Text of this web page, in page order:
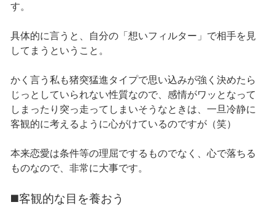
す。
具体的に言うと、自分の「想いフィルター」で相手を見
してまうということ。
かく言う私も猪突猛進タイプで思い込みが強く決めたら
じっとしていられない性質なので、感情がワッとなって
しまったり突っ走ってしまいそうなときは、一旦冷静に
客観的に考えるように心がけているのですが（笑）
本来恋愛は条件等の理屈でするものでなく、心で落ちる
ものなので、非常に大事です。
◼️客観的な目を養おう